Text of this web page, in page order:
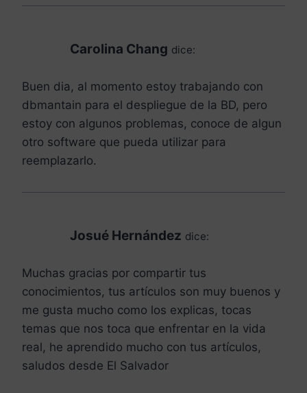
Carolina Chang dice:
Buen dia, al momento estoy trabajando con
dbmantain para el despliegue de la BD, pero
estoy con algunos problemas, conoce de algun
otro software que pueda utilizar para
reemplazarlo.
Josué Hernández dice:
Muchas gracias por compartir tus
conocimientos, tus artículos son muy buenos y
me gusta mucho como los explicas, tocas
temas que nos toca que enfrentar en la vida
real, he aprendido mucho con tus artículos,
saludos desde El Salvador